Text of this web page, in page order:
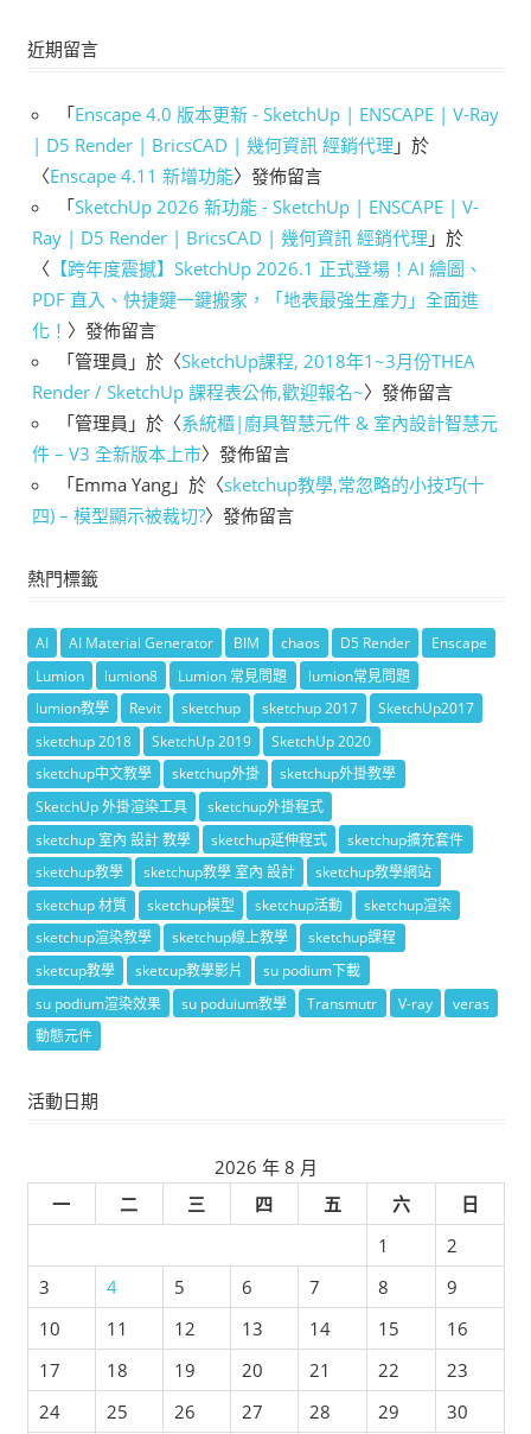
近期留言
「Enscape 4.0 版本更新 - SketchUp | ENSCAPE | V-Ray
| D5 Render | BricsCAD | 幾何資訊 經銷代理 」於
〈Enscape 4.11 新增功能〉發佈留言
「SketchUp 2026 新功能 - SketchUp | ENSCAPE | V-
Ray | D5 Render | BricsCAD | 幾何資訊 經銷代理 」於
〈 【跨年度震撼】SketchUp 2026.1 正式登場！AI 繪圖、
PDF 直入、快捷鍵一鍵搬家，「地表最強生產力」全面進
化！ 〉發佈留言
「管理員 」於〈SketchUp課程, 2018年1~3月份THEA
Render / SketchUp 課程表公佈,歡迎報名~〉發佈留言
「管理員 」於〈系統櫃|廚具智慧元件 & 室內設計智慧元
件 – V3 全新版本上市〉發佈留言
「Emma Yang 」於〈sketchup教學,常忽略的小技巧(十
四) – 模型顯示被裁切?〉發佈留言
熱門標籤
AI AI Material Generator BIM chaos D5 Render
Enscape
Lumion
lumion8 Lumion 常見問題
lumion常見問題
lumion教學
Revit sketchup sketchup 2017
SketchUp2017
sketchup 2018
SketchUp 2019
SketchUp 2020
sketchup中文教學
sketchup外掛
sketchup外掛教學
SketchUp 外掛渲染工具
sketchup外掛程式
sketchup 室內 設計 教學
sketchup延伸程式
sketchup擴充套件
sketchup教學
sketchup教學 室內 設計
sketchup教學網站
sketchup 材質
sketchup模型 sketchup活動
sketchup渲染
sketchup渲染教學
sketchup線上教學
sketchup課程
sketcup教學
sketcup教學影片
su podium下載
su podium渲染效果
su poduium教學 Transmutr V-ray
veras
動態元件
活動日期
2026 年 8 月
一
二 三 四 五 六
日
1
2
3
4 5 6 7 8
9
10
11 12 13 14 15
16
17
18 19 20 21 22
23
24
25 26 27 28 29 30